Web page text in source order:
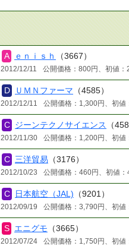
ｅｎｉｓｈ （3667）
2012/12/11 公開価格：800円、初値：
ＵＭＮファーマ （4585）
2012/12/11 公開価格：1,300円、初値
ジーンテクノサイエンス （
2012/11/30 公開価格：1,200円、初値
三洋貿易 （3176）
2012/10/23 公開価格：460円、初値：
日本航空（JAL) （9201）
2012/09/19 公開価格：3,790円、初値
エニグモ （3665）
2012/07/24 公開価格：1,750円、初値